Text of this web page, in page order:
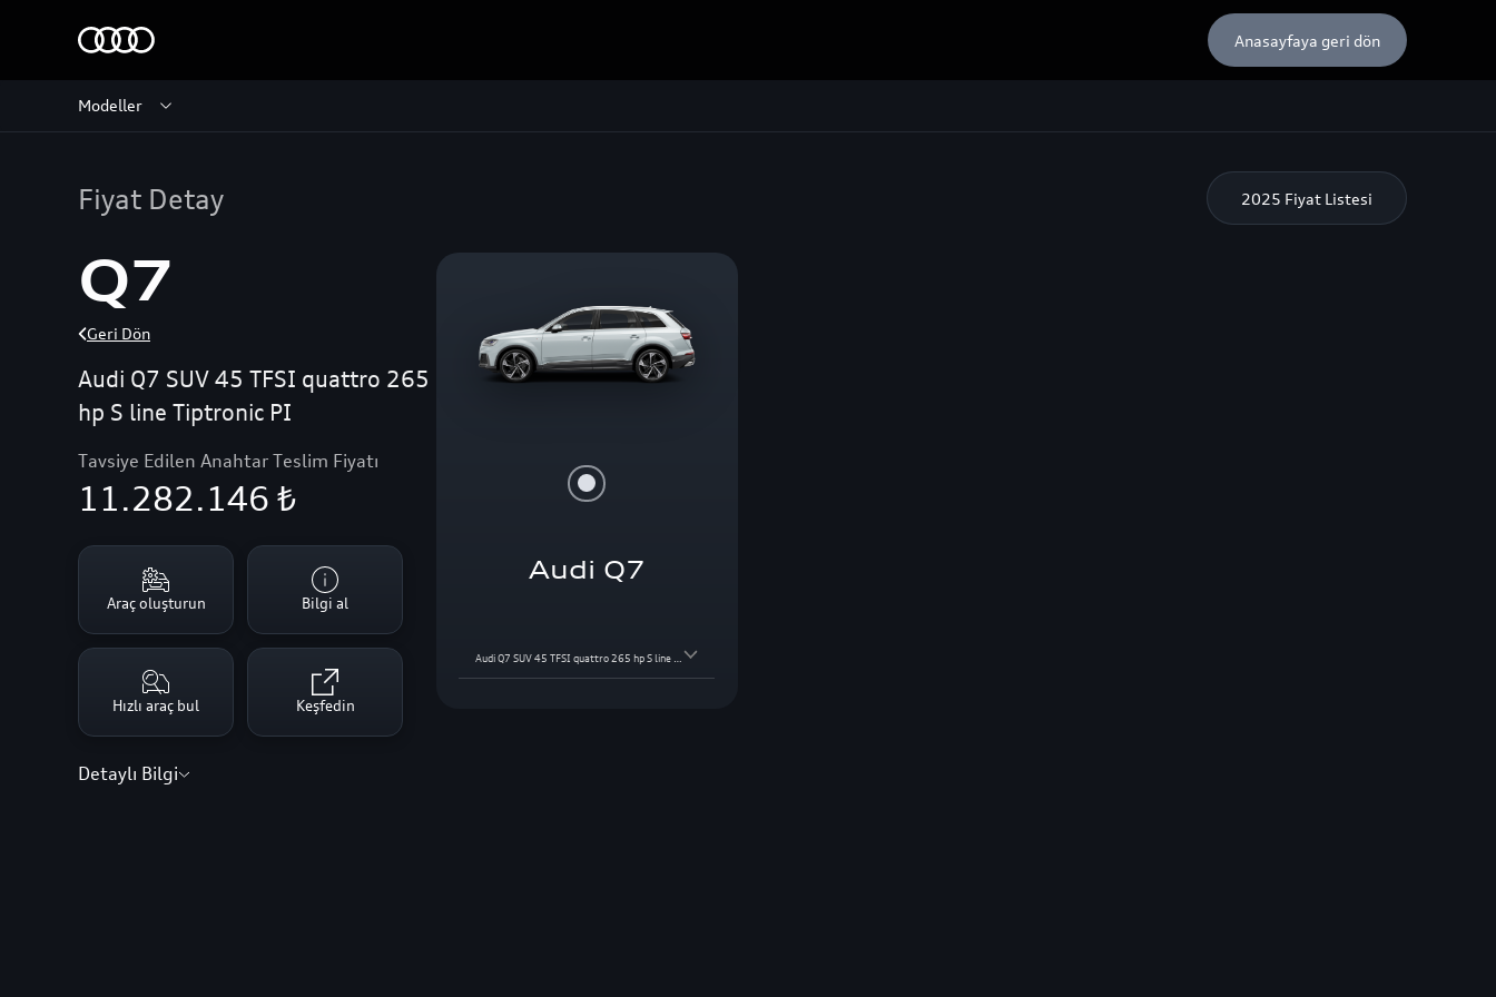
Anasayfaya geri dön
Modeller
Fiyat Detay 2025 Fiyat Listesi
Q7
Geri Dön
Audi Q7 SUV 45 TFSI quattro 265
hp S line Tiptronic PI
Tavsiye Edilen Anahtar Teslim Fiyatı
11.282.146 ₺
Araç oluşturun Bilgi al
Hızlı araç bul Keşfedin
Detaylı Bilgi
Audi Q7